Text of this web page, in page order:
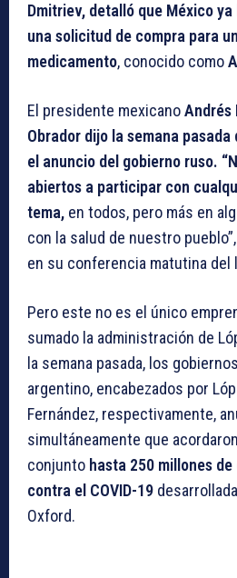
Dmitriev, detalló que México
una solicitud de compra para
medicamento, conocido como
El presidente mexicanoAndrés
Obrador dijo la semana
el anuncio del gobierno ruso.
abiertos a participar con
tema, en todos, pero más en
con la salud de nuestro
en su conferencia matutina del
Pero este no es el único
sumado la administración de
la semana pasada, los
argentino, encabezados por
Fernández, respectivamente,
simultáneamente que
conjunto hasta 250 millones
contra el COVID-19
Oxford.